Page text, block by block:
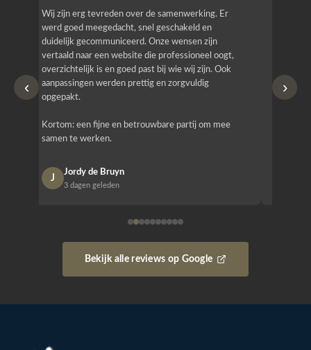
‹
Wij zijn erg tevreden over de samenwerking. Er
werd goed meegedacht, snel geschakeld en
duidelijk gecommuniceerd. Onze wensen zijn
vertaald naar een website die professioneel oogt,
overzichtelijk is en goed past bij wie wij zijn. Ook
aanpassingen werden prettig en zorgvuldig
opgepakt.
Kortom: een fijne en betrouwbare partij om mee
samen te werken.
J
Jordy de Bruyn
3 dagen geleden
›
Bekijk alle reviews op Google